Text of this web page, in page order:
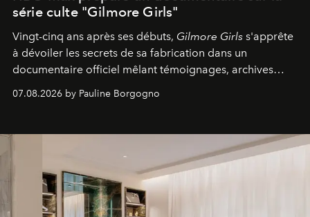
série culte "Gilmore Girls"
Vingt-cinq ans après ses débuts, Gilmore Girls s'apprête
à dévoiler les secrets de sa fabrication dans un
documentaire officiel mêlant témoignages, archives
inédites et plongée dans les coulisses d'un phénomène
générationnel.
07.08.2026 by Pauline Borgogno